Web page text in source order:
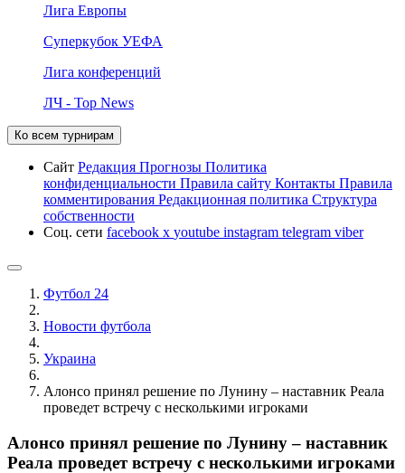
Лига Европы
Суперкубок УЕФА
Лига конференций
ЛЧ - Top News
Ко всем турнирам
Сайт Редакция Прогнозы Политика
конфиденциальности Правила сайту Контакты Правила
комментирования Редакционная политика Структура
собственности
Соц. сети facebook x youtube instagram telegram viber
Футбол 24
Новости футбола
Украина
Алонсо принял решение по Лунину – наставник Реала
проведет встречу с несколькими игроками
Алонсо принял решение по Лунину – наставник
Реала проведет встречу с несколькими игроками